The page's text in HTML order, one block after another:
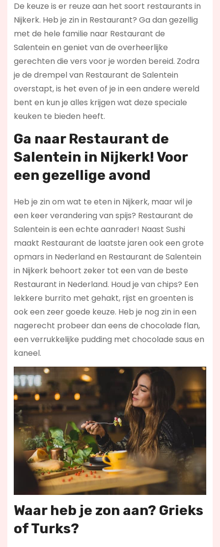
De keuze is er reuze aan het soort restaurants in
Nijkerk. Heb je zin in Restaurant? Ga dan gezellig
met de hele familie naar Restaurant de
Salentein en geniet van de overheerlijke
gerechten die vers voor je worden bereid. Zodra
je de drempel van Restaurant de Salentein
overstapt, is het even of je in een andere wereld
bent en kun je alles krijgen wat deze speciale
keuken te bieden heeft.
Ga naar Restaurant de
Salentein in Nijkerk! Voor
een gezellige avond
Heb je zin om wat te eten in Nijkerk, maar wil je
een keer verandering van spijs? Restaurant de
Salentein is een echte aanrader! Naast Sushi
maakt Restaurant de laatste jaren ook een grote
opmars in Nederland en Restaurant de Salentein
in Nijkerk behoort zeker tot een van de beste
Restaurant in Nederland. Houd je van chips? Een
lekkere burrito met gehakt, rijst en groenten is
ook een zeer goede keuze. Heb je nog zin in een
nagerecht probeer dan eens de chocolade flan,
een verrukkelijke pudding met chocolade saus en
kaneel.
Waar heb je zon aan? Grieks
of Turks?